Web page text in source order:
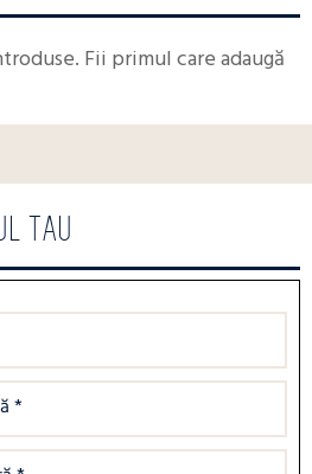
Fii primul care adaugă
TAU